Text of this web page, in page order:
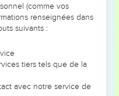
Saint-Esprit
Esprit descendit sur
venus avec Pierre
(comme vos
renseignées dans
suivants :
tiers tels que de la
avec notre service de